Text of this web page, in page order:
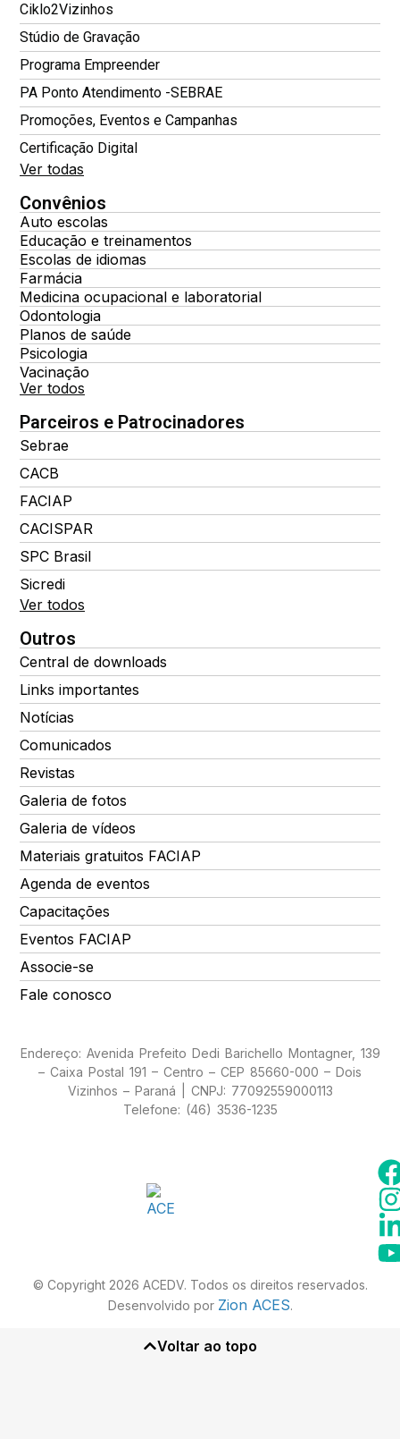
Ciklo2Vizinhos
Stúdio de Gravação
Programa Empreender
PA Ponto Atendimento -SEBRAE
Promoções, Eventos e Campanhas
Certificação Digital
Ver todas
Convênios
Auto escolas
Educação e treinamentos
Escolas de idiomas
Farmácia
Medicina ocupacional e laboratorial
Odontologia
Planos de saúde
Psicologia
Vacinação
Ver todos
Parceiros e Patrocinadores
Sebrae
CACB
FACIAP
CACISPAR
SPC Brasil
Sicredi
Ver todos
Outros
Central de downloads
Links importantes
Notícias
Comunicados
Revistas
Galeria de fotos
Galeria de vídeos
Materiais gratuitos FACIAP
Agenda de eventos
Capacitações
Eventos FACIAP
Associe-se
Fale conosco
Endereço: Avenida Prefeito Dedi Barichello Montagner, 139
– Caixa Postal 191 – Centro – CEP 85660-000 – Dois
Vizinhos – Paraná | CNPJ: 77092559000113
Telefone: (46) 3536-1235
© Copyright 2026 ACEDV. Todos os direitos reservados.
Desenvolvido por Zion ACES.
Voltar ao topo